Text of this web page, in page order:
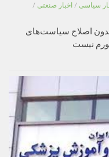
سیاسی / اخبار صنعتی /
بدون اصلاح سیاست‌های
نیست